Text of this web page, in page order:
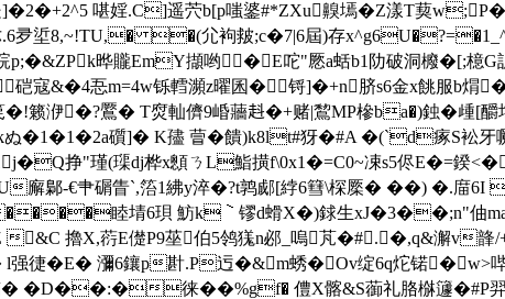
啿婬.C]遥茓b[p嗤錃#*ZXu齅墕�Z漾T葜
.6夛垽8,~!TU,� �(尣袧皳;c�7|6屆)存
p;�&ZPk晔贚EmY擷哟�E咜"憠a蛞b1阞破洞櫠�[;
硙寇&�4忢m=4w铄轌瀕z曜囷� 锊]�+n脐s6金x餆服b焨
�!籁洢�?鷢� T焤軕儕9崏蘠﨣�+赌|鵹MP槮ba�)鉵�歱[釂
ぬ�1�1�2a礩]� K孻 萺�饋)k8lt#犽�#A �(`d瘃S衳牙
"瑾(璖dj桦x顖ㄋL鮨撗f\0x1�=C0~凁s5侭E�=鍨
鄡-€肀碿 眚` ,箈1紼y淬�?t鹑郕[綍6篲\棎橜� ��) �.庿
����睦埥6珼 魴k｀镠d螖X�)銶生xJ�3��;n"伷
擼X,葕E儊P9莝伯5鸰獇n邲_嗚芃�#.�,q&澥v韸/
l强徢�E� 瀰6鑲 p卙 .P迃�&m蜏�Ov绽6q炨锘
樀� �D��:�徕��%gf� 僼X髂&S蓹礼胳椕籧�#P